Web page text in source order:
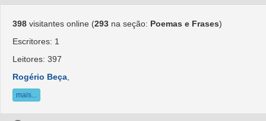
398 visitantes online (293 na seção: Poemas e Frases)
Escritores: 1
Leitores: 397
Rogério Beça
mais...